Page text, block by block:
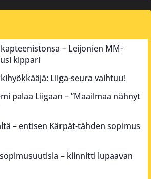
– Leijonien MM-
kippari
Liiga-seura vaihtuu!
palaa Liigaan – ”Maailmaa nähnyt
– entisen Kärpät-tähden sopimus
– kiinnitti lupaavan